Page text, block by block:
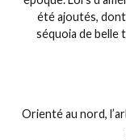
été ajoutés,
séquoia de belle
Orienté au nord,